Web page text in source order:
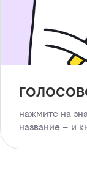
нажмите на
название – и